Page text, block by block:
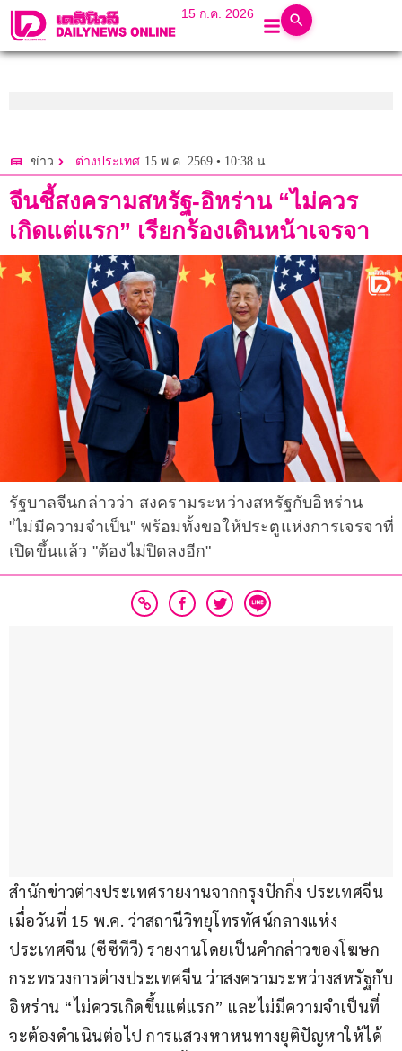
15 ก.ค. 2026
ข่าว ต่างประเทศ 15 พ.ค. 2569 • 10:38 น.
จีนชี้สงครามสหรัฐ-อิหร่าน “ไม่ควร
เกิดแต่แรก” เรียกร้องเดินหน้าเจรจา
รัฐบาลจีนกล่าวว่า สงครามระหว่างสหรัฐกับอิหร่าน
"ไม่มีความจำเป็น" พร้อมทั้งขอให้ประตูแห่งการเจรจาที่
เปิดขึ้นแล้ว "ต้องไม่ปิดลงอีก"
สำนักข่าวต่างประเทศรายงานจากกรุงปักกิ่ง ประเทศจีน
เมื่อวันที่ 15 พ.ค. ว่าสถานีวิทยุโทรทัศน์กลางแห่ง
ประเทศจีน (ซีซีทีวี) รายงานโดยเป็นคำกล่าวของโฆษก
กระทรวงการต่างประเทศจีน ว่าสงครามระหว่างสหรัฐกับ
อิหร่าน “ไม่ควรเกิดขึ้นแต่แรก” และไม่มีความจำเป็นที่
จะต้องดำเนินต่อไป การแสวงหาหนทางยุติปัญหาให้ได้